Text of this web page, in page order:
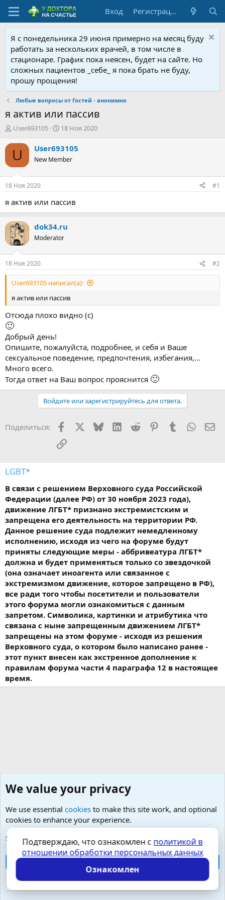
Вход Регистрация
Я с понедельника 29 июня примерно на месяц буду
работать за нескольких врачей, в том числе в
стационаре. График пока неясен, будет на сайте. Но
сложных пациентов _себе_ я пока брать не буду,
прошу прощения!
Любые вопросы от Гостей - анонимно
я актив или пассив
А
т
т
е
м
ы
User693105
Д
т
а
н
а
л
18 Ноя 2020
U User693105
New Member
18 Ноя 2020 #1
я актив или пассив
dok34.ru
Moderator
18 Ноя 2020 #2
User693105 написал(а):
я актив или пассив
Отсюда плохо видно (с)
🙂
Добрый день!
Опишите, пожалуйста, подробнее, и себя и Ваше
сексуальное поведение, предпочтения, избегания,...
Много всего.
Тогда ответ на Ваш вопрос прояснится 🙂
Войдите или зарегистрируйтесь для ответа.
Поделиться: Facebook BlueskyLinkedIn
Reddit PinterestTumblr
Ссылка
LGBT*
В связи с решением Верховного суда Российской
Федерации (далее РФ) от 30 ноября 2023 года),
движение ЛГБТ* признано экстремистским и
запрещена его деятельность на территории РФ.
Данное решение суда подлежит немедленному
исполнению, исходя из чего на форуме будут
приняты следующие меры - аббривеатура ЛГБТ*
должна и будет применяться только со звездочкой
(она означает иноагента или связанное с
экстремизмом движение, которое запрещено в РФ),
все ради того чтобы посетители и пользователи
этого форума могли ознакомиться с данным
запретом. Символика, картинки и атрибутика что
связана с ныне запрещенным движением ЛГБТ*
запрещены на этом форуме - исходя из решения
Верховного суда, о котором было написано ранее -
этот пункт внесен как экстренное дополнение к
правилам форума части 4 параграфа 12 в настоящее
время.
Любые вопросы от Гостей - анонимно
Cookies
Russian (RU)
Условия и правила
Политика конфиденциальности
Помощь
S
S
Локализация отXenForo.Info
We value your privacy
We use essential cookies to make this site work, and optional
cookies to enhance your experience.
See further information and configure your preferences
Reject optional cookies
Подтверждаю, что ознакомлен с политикой в
отношении обработки персональных данных
Ознакомлен